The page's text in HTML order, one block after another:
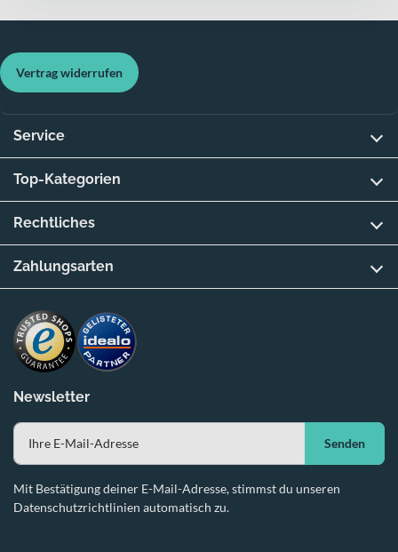
Newsletter
Senden
Mit Bestätigung deiner E-Mail-Adresse, stimmst du unseren
Datenschutzrichtlinien automatisch zu.
Vertrag widerrufen
Service
Top-Kategorien
Rechtliches
Zahlungsarten